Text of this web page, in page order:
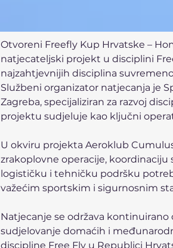
Otvoreni Freefly Kup Hrvatske –
natjecateljski projekt u disciplini
najzahtjevnijih disciplina
Službeni organizator natjecanja je
Zagreba, specijaliziran za razvoj
projektu sudjeluje kao ključni
U okviru projekta Aeroklub
zrakoplovne operacije,
logističku i tehničku podršku
važećim sportskim i sigurnosnim
Natjecanje se održava
sudjelovanje domaćih i
discipline Free Fly u Republici